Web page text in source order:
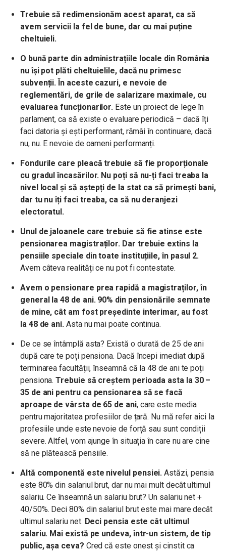
Trebuie să redimensionăm acest aparat, ca să
avem servicii la fel de bune, dar cu mai puține
cheltuieli.
O bună parte din administrațiile locale din România
nu își pot plăti cheltuielile, dacă nu primesc
subvenții. În aceste cazuri, e nevoie de
reglementări, de grile de salarizare maximale, cu
evaluarea funcționarilor. Este un proiect de lege în
parlament, ca să existe o evaluare periodică – dacă îți
faci datoria și ești performant, rămâi în continuare, dacă
nu, nu. E nevoie de oameni performanți.
Fondurile care pleacă trebuie să fie proporționale
cu gradul încasărilor. Nu poți să nu-ți faci treaba la
nivel local și să aștepți de la stat ca să primești bani,
dar tu nu îți faci treaba, ca să nu deranjezi
electoratul.
Unul de jaloanele care trebuie să fie atinse este
pensionarea magistraților. Dar trebuie extins la
pensiile speciale din toate instituțiile, în pasul 2.
Avem câteva realități ce nu pot fi contestate.
Avem o pensionare prea rapidă a magistraților, în
general la 48 de ani. 90% din pensionările semnate
de mine, cât am fost președinte interimar, au fost
la 48 de ani. Asta nu mai poate continua.
De ce se întâmplă asta? Există o durată de 25 de ani
după care te poți pensiona. Dacă începi imediat după
terminarea facultății, înseamnă că la 48 de ani te poți
pensiona.Trebuie să creștem perioada asta la 30 –
35 de ani pentru ca pensionarea să se facă
aproape de vârsta de 65 de ani, care este media
pentru majoritatea profesiilor de țară. Nu mă refer aici la
profesiile unde este nevoie de forță sau sunt condiții
severe. Altfel, vom ajunge în situația în care nu are cine
să ne plătească pensiile.
Altă componentă este nivelul pensiei. Astăzi, pensia
este 80% din salariul brut, dar nu mai mult decât ultimul
salariu. Ce înseamnă un salariu brut? Un salariu net +
40/50%. Deci 80% din salariul brut este mai mare decât
ultimul salariu net. Deci pensia este cât ultimul
salariu. Mai există pe undeva, într-un sistem, de tip
public, așa ceva? Cred că este onest și cinstit ca